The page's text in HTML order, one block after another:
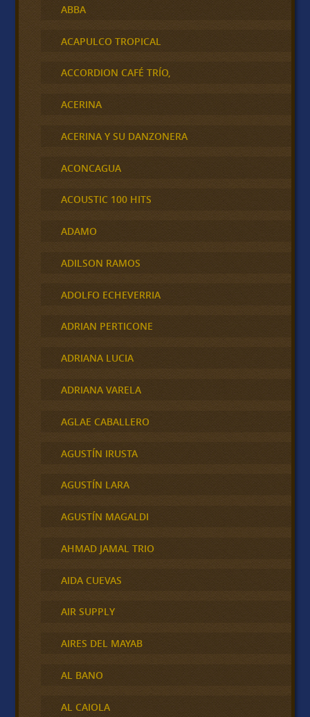
ABBA
ACAPULCO TROPICAL
ACCORDION CAFÉ TRÍO,
ACERINA
ACERINA Y SU DANZONERA
ACONCAGUA
ACOUSTIC 100 HITS
ADAMO
ADILSON RAMOS
ADOLFO ECHEVERRIA
ADRIAN PERTICONE
ADRIANA LUCIA
ADRIANA VARELA
AGLAE CABALLERO
AGUSTÍN IRUSTA
AGUSTÍN LARA
AGUSTÍN MAGALDI
AHMAD JAMAL TRIO
AIDA CUEVAS
AIR SUPPLY
AIRES DEL MAYAB
AL BANO
AL CAIOLA